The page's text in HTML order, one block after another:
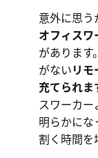
意外に思う
オフィス
がありま
がないリ
充てられま
スワーカ
明らかにな
割く時間を